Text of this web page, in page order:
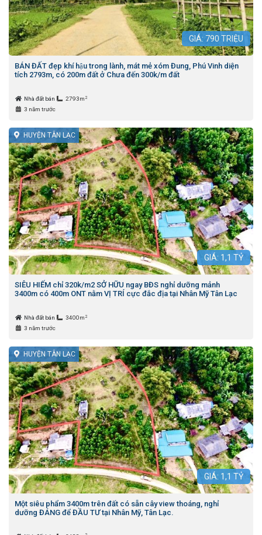
GIÁ: 790 TRIỆU
BÁN ĐẤT đẹp khí hậu trong lành, mát mẻ xóm Đung, Phú Vinh diện
tích 2793m, có 200m đất ở Chưa đến 300k/m đất
Nhà đất bán 2793m 2
3 năm trước
HUYỆN TÂN LẠC
GIÁ: 1,1 TỶ
SIÊU HIẾM chỉ 320k/m2 SỞ HỮU ngay BĐS nghỉ dưỡng mảnh
3400m có 400m ONT nằm VỊ TRÍ cực đắc địa tại Nhân Mỹ Tân Lạc
Nhà đất bán 3400m 2
3 năm trước
HUYỆN TÂN LẠC
GIÁ: 1,1 TỶ
Một siêu phẩm 3400m trên đất có sẵn cây view thoáng, nghỉ
dưỡng ĐÁNG để ĐẦU TƯ tại Nhân Mỹ, Tân Lạc.